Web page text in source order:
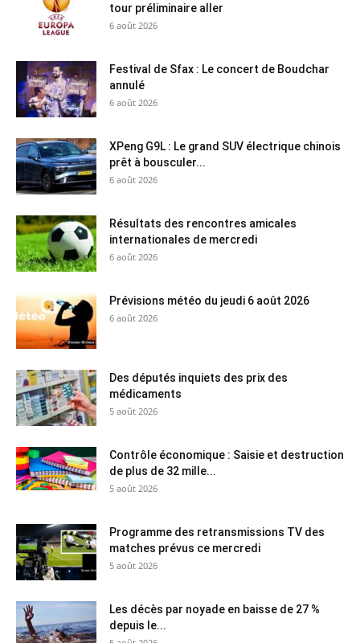
tour préliminaire aller
6 août 2026
Festival de Sfax : Le concert de Boudchar
annulé
6 août 2026
XPeng G9L : Le grand SUV électrique chinois
prêt à bousculer...
6 août 2026
Résultats des rencontres amicales
internationales de mercredi
6 août 2026
Prévisions météo du jeudi 6 août 2026
6 août 2026
Des députés inquiets des prix des
médicaments
5 août 2026
Contrôle économique : Saisie et destruction
de plus de 32 mille...
5 août 2026
Programme des retransmissions TV des
matches prévus ce mercredi
5 août 2026
Les décès par noyade en baisse de 27 %
depuis le...